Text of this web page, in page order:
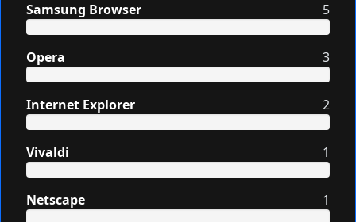
Samsung Browser 5
Opera 3
Internet Explorer 2
Vivaldi 1
Netscape 1